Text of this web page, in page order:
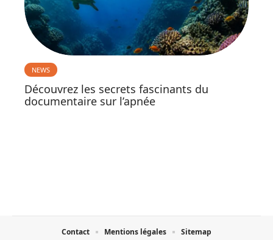
NEWS
Découvrez les secrets fascinants du
documentaire sur l’apnée
Contact Mentions légales Sitemap